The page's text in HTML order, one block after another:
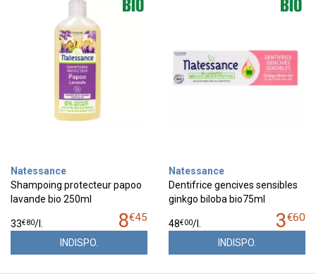
Natessance
Shampoing protecteur papoo
lavande bio 250ml
8€45
33€80/
INDISPO.
Natessance
Dentifrice gencives sensibles
ginkgo biloba bio75ml
3€60
48€00/
INDISPO.